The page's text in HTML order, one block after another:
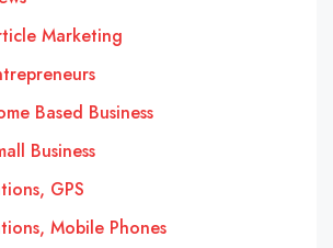
Marketing
Based Business
Business
GPS
Mobile Phones